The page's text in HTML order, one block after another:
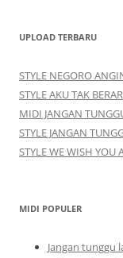
UPLOAD TERBARU
STYLE NEGORO
STYLE AKU TAK
MIDI JANGAN
STYLE JANGAN
STYLE WE WISH YOU
MIDI POPULER
Jangan tunggu